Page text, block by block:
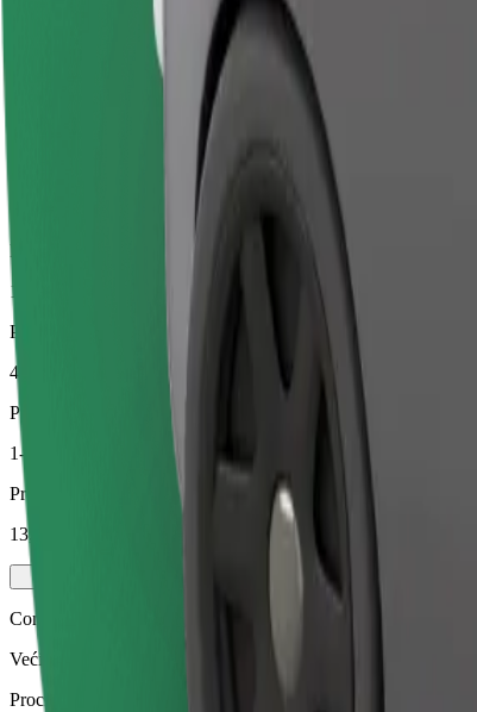
Veći automobili s više mjesta za noge i prtljagu
Procijenjeno trajanje putovanja
12 min
Procijenjena udaljenost
4,4 km
Putnici
1-4
Procijenjena cijena
13,70 €
Comfort
Veći automobili s više mjesta za noge i prtljagu
Procijenjeno trajanje putovanja